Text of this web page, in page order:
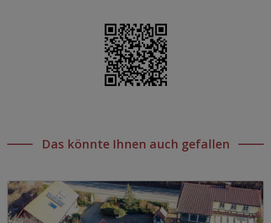
Das könnte Ihnen auch gefallen